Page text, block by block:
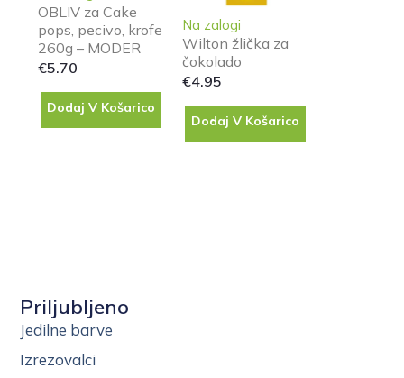
OBLIV za Cake
pops, pecivo, krofe
260g – MODER
€5.70
Dodaj V Košarico
Na zalogi
Wilton žlička za
čokolado
€4.95
Dodaj V Košarico
Priljubljeno
Jedilne barve
Izrezovalci